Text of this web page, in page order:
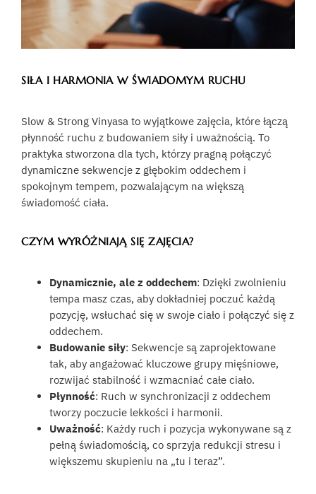
SIŁA I HARMONIA W ŚWIADOMYM RUCHU
Slow & Strong Vinyasa to wyjątkowe zajęcia, które łączą
płynność ruchu z budowaniem siły i uważnością. To
praktyka stworzona dla tych, którzy pragną połączyć
dynamiczne sekwencje z głębokim oddechem i
spokojnym tempem, pozwalającym na większą
świadomość ciała.
CZYM WYRÓŻNIAJĄ SIĘ ZAJĘCIA?
Dynamicznie, ale z oddechem: Dzięki zwolnieniu
tempa masz czas, aby dokładniej poczuć każdą
pozycję, wsłuchać się w swoje ciało i połączyć się z
oddechem.
Budowanie siły: Sekwencje są zaprojektowane
tak, aby angażować kluczowe grupy mięśniowe,
rozwijać stabilność i wzmacniać całe ciało.
Płynność: Ruch w synchronizacji z oddechem
tworzy poczucie lekkości i harmonii.
Uważność: Każdy ruch i pozycja wykonywane są z
pełną świadomością, co sprzyja redukcji stresu i
większemu skupieniu na „tu i teraz”.